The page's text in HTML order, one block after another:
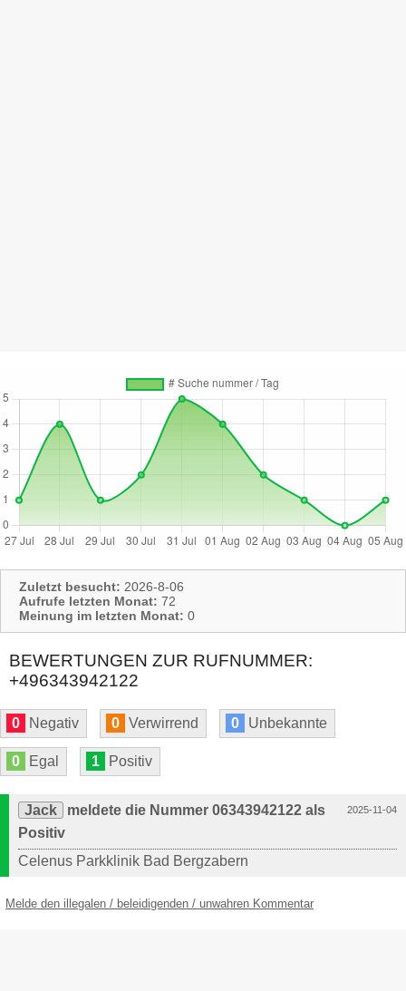
Zuletzt besucht: 2026-8-06
Aufrufe letzten Monat: 72
Meinung im letzten Monat: 0
BEWERTUNGEN ZUR RUFNUMMER:
+496343942122
0 Negativ 0 Verwirrend 0 Unbekannte
0 Egal 1 Positiv
2025-11-04
Jack
meldete die Nummer 06343942122 als
Positiv
Celenus Parkklinik Bad Bergzabern
Melde den illegalen / beleidigenden / unwahren Kommentar